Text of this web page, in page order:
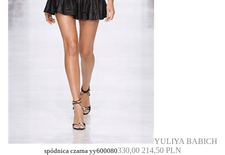
YULIYA BABICH
spódnica czarna yy600080330,00 214,50 PLN